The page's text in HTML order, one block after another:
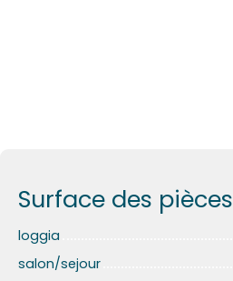
Surface des pièces
loggia
salon/sejour